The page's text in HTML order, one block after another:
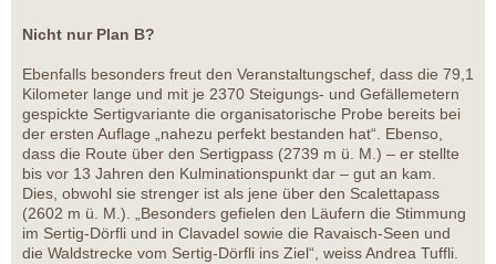
Nicht nur Plan B?
Ebenfalls besonders freut den Veranstaltungschef, dass die 79,1
Kilometer lange und mit je 2370 Steigungs- und Gefällemetern
gespickte Sertigvariante die organisatorische Probe bereits bei
der ersten Auflage „nahezu perfekt bestanden hat“. Ebenso,
dass die Route über den Sertigpass (2739 m ü. M.) – er stellte
bis vor 13 Jahren den Kulminationspunkt dar – gut an kam.
Dies, obwohl sie strenger ist als jene über den Scalettapass
(2602 m ü. M.). „Besonders gefielen den Läufern die Stimmung
im Sertig-Dörfli und in Clavadel sowie die Ravaisch-Seen und
die Waldstrecke vom Sertig-Dörfli ins Ziel“, weiss Andrea Tuffli.